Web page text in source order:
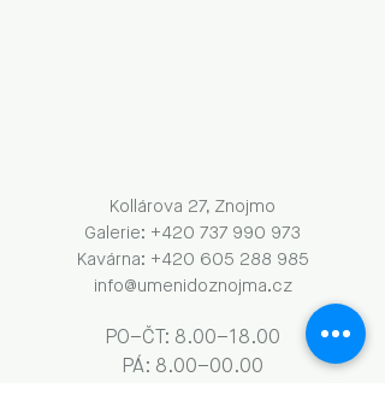
Kollárova 27, Znojmo
Galerie: +420 737 990 973
Kavárna: +420 605 288 985
info@umenidoznojma.cz
PO–ČT: 8.00–18.00
​​​PÁ: 8.00–00.00